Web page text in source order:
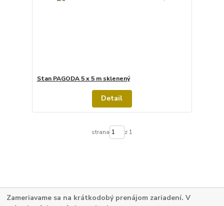
Stan PAGODA 5 x 5 m sklenený
Detail
strana z 1
Zameriavame sa na krátkodobý prenájom zariadení. V